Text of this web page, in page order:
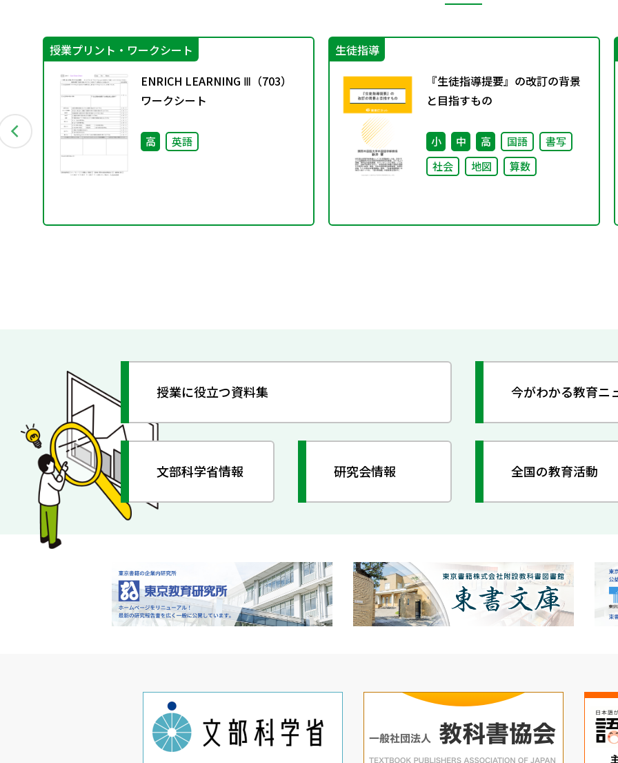
授業プリント・ワークシート
ENRICH LEARNING Ⅲ（703）
ワークシート
高 英語
生徒指導
『生徒指導提要』の改訂の背景
と目指すもの
小 中 高 国語
書写
社会
地図 算数
授業に役立つ資料集 今がわかる教育ニ
文部科学省情報 研究会情報 全国の教育活動